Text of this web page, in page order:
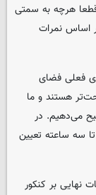
هرچه به سمتی
اساس نمرات
فعلی فضای
هستند و ما
می‌دهیم. در
سه ساعته تعیین
نهایی بر کنکور